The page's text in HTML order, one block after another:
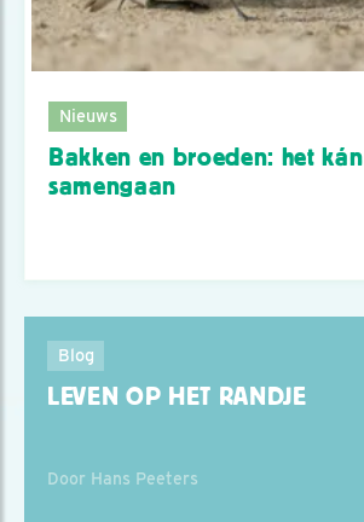
Nieuws
Bakken en broeden: het kán
samengaan
Blog
LEVEN OP HET RANDJE
Door Hans Peeters